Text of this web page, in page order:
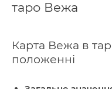
таро Вежа
Карта Вежа в
положенні